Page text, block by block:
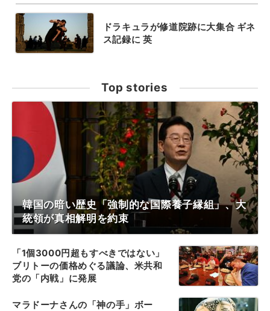
ドラキュラが修道院跡に大集合 ギネ
ス記録に 英
Top stories
韓国の暗い歴史「強制的な国際養子縁組」、大
統領が真相解明を約束
「1個3000円超もすべきではない」
ブリトーの価格めぐる議論、米共和
党の「内戦」に発展
マラドーナさんの「神の手」ボー